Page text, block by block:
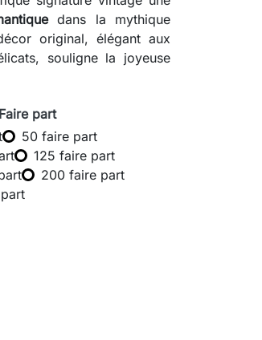
dans la mythique
original, élégant aux
souligne la joyeuse
part
50 faire part
125 faire part
200 faire part